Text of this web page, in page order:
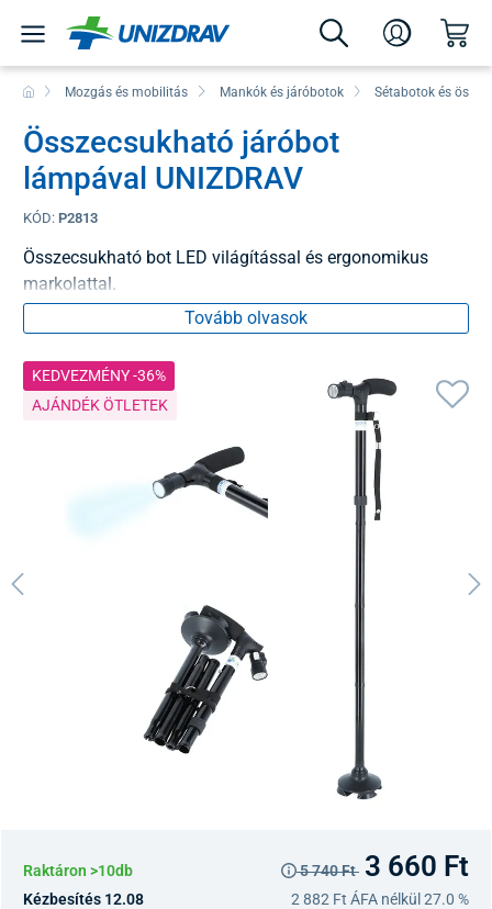
Mozgás és mobilitás Mankók és járóbotok Sétabotok és
Összecsukható járóbot
lámpával UNIZDRAV
KÓD: P2813
Összecsukható bot LED világítással és ergonomikus
markolattal.
Tovább olvasok
KEDVEZMÉNY -36%
AJÁNDÉK ÖTLETEK
Raktáron >10db 5 740 Ft 3 660 Ft
Kézbesítés 12.08 2 882 Ft ÁFA nélkül 27.0 %